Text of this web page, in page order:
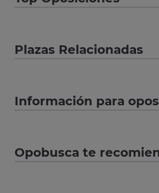
Plazas Relacionadas
Información para
Opobusca te